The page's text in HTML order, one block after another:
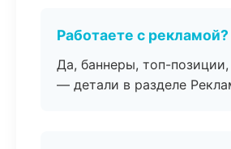
Работаете с рекламой?
Да, баннеры, топ-
— детали в разделе